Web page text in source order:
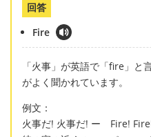
回答
Fire
「火事」が英語で「fire」と
がよく聞かれています。
例文：
火事だ! 火事だ! ー Fire!